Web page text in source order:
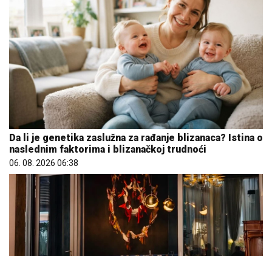
Da li je genetika zaslužna za rađanje blizanaca? Istina o
naslednim faktorima i blizanačkoj trudnoći
06. 08. 2026 06:38